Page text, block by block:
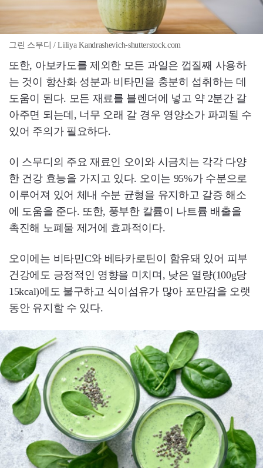
그린 스무디 / Liliya Kandrashevich-shutterstock.com
또한, 아보카도를 제외한 모든 과일은 껍질째 사용하
는 것이 항산화 성분과 비타민을 충분히 섭취하는 데
도움이 된다. 모든 재료를 블렌더에 넣고 약 2분간 갈
아주면 되는데, 너무 오래 갈 경우 영양소가 파괴될 수
있어 주의가 필요하다.
이 스무디의 주요 재료인 오이와 시금치는 각각 다양
한 건강 효능을 가지고 있다. 오이는 95%가 수분으로
이루어져 있어 체내 수분 균형을 유지하고 갈증 해소
에 도움을 준다. 또한, 풍부한 칼륨이 나트륨 배출을
촉진해 노폐물 제거에 효과적이다.
오이에는 비타민C와 베타카로틴이 함유돼 있어 피부
건강에도 긍정적인 영향을 미치며, 낮은 열량(100g당
15kcal)에도 불구하고 식이섬유가 많아 포만감을 오랫
동안 유지할 수 있다.